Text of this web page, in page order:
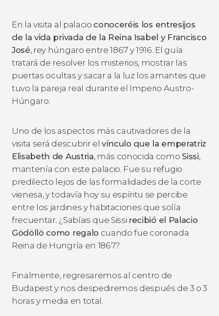
En la visita al palacio conoceréis los entresijos
de la vida privada de la Reina Isabel y Francisco
José, rey húngaro entre 1867 y 1916. El guía
tratará de resolver los misterios, mostrar las
puertas ocultas y sacar a la luz los amantes que
tuvo la pareja real durante el Imperio Austro-
Húngaro.
Uno de los aspectos más cautivadores de la
visita será descubrir el vínculo que la emperatriz
Elisabeth de Austria, más conocida como Sissi,
mantenía con este palacio. Fue su refugio
predilecto lejos de las formalidades de la corte
vienesa, y todavía hoy su espíritu se percibe
entre los jardines y habitaciones que solía
frecuentar. ¿Sabíais que Sissi recibió el Palacio
Gödöllö como regalo cuando fue coronada
Reina de Hungría en 1867?
Finalmente, regresaremos al centro de
Budapest y nos despediremos después de 3 o 3
horas y media en total.